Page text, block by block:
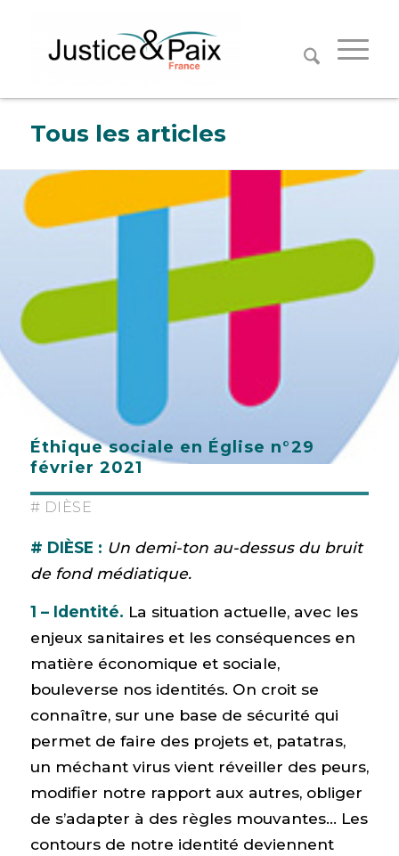
Tous les articles
Éthique sociale en Église n°29
février 2021
# DIÈSE
# DIÈSE : Un demi-ton au-dessus du bruit
de fond médiatique.
1 – Identité. La situation actuelle, avec les
enjeux sanitaires et les conséquences en
matière économique et sociale,
bouleverse nos identités. On croit se
connaître, sur une base de sécurité qui
permet de faire des projets et, patatras,
un méchant virus vient réveiller des peurs,
modifier notre rapport aux autres, obliger
de s’adapter à des règles mouvantes… Les
contours de notre identité deviennent